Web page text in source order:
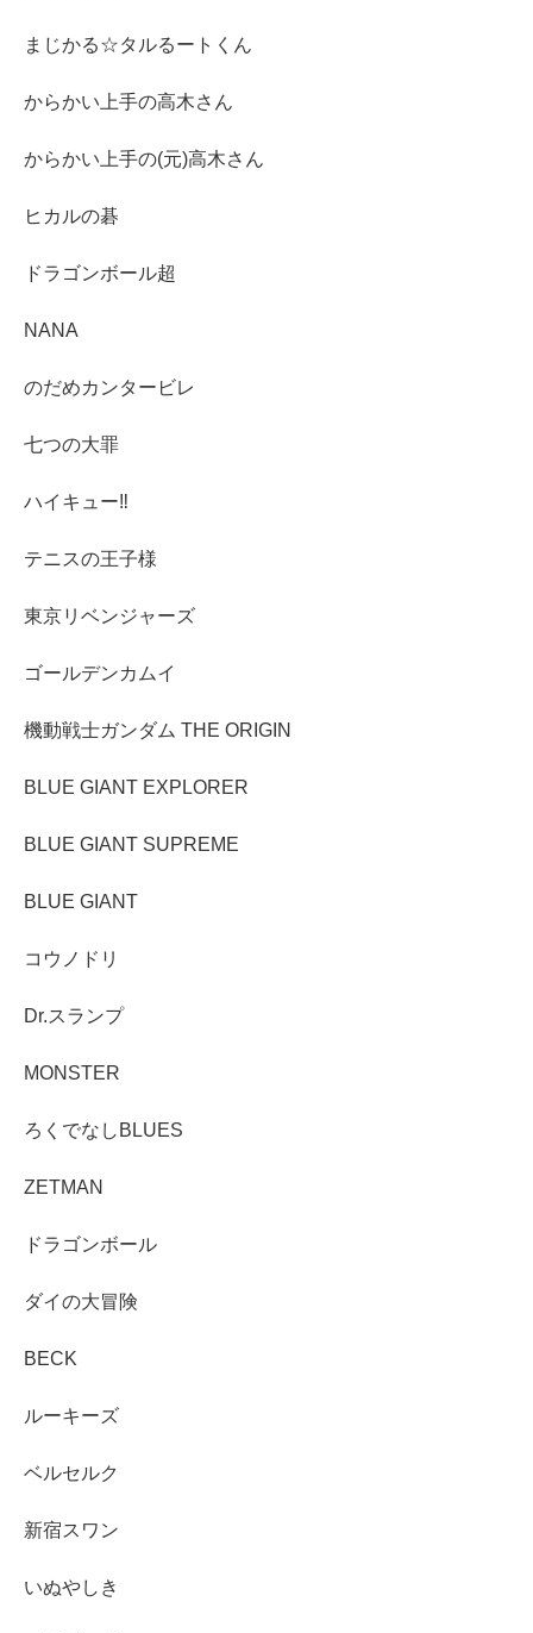
まじかる☆タルるートくん
からかい上手の高木さん
からかい上手の(元)高木さん
ヒカルの碁
ドラゴンボール超
NANA
のだめカンタービレ
七つの大罪
ハイキュー‼︎
テニスの王子様
東京リベンジャーズ
ゴールデンカムイ
機動戦士ガンダム THE ORIGIN
BLUE GIANT EXPLORER
BLUE GIANT SUPREME
BLUE GIANT
コウノドリ
Dr.スランプ
MONSTER
ろくでなしBLUES
ZETMAN
ドラゴンボール
ダイの大冒険
BECK
ルーキーズ
ベルセルク
新宿スワン
いぬやしき